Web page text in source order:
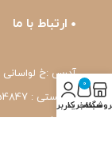
ارتباط با ما
آدرس :خ لواسانی
کد پستی : 1935754847
شماره تماس: 22239171-
0
سبد خرید
حساب کاربری من